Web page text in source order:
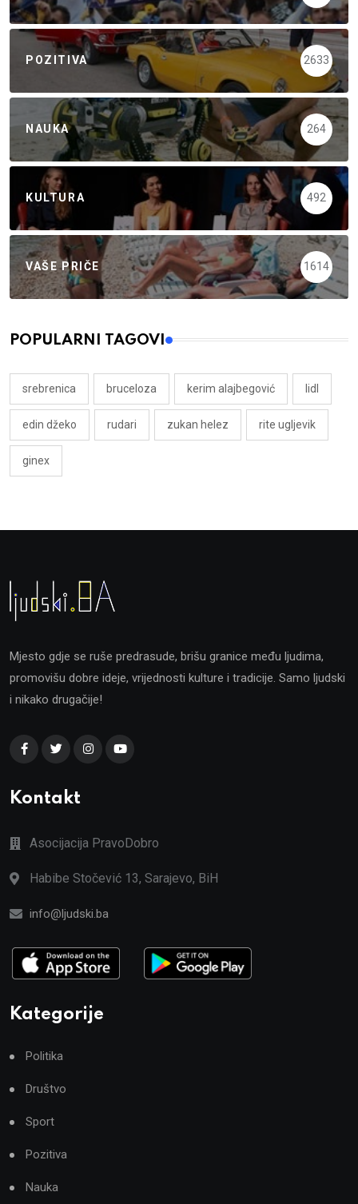
POZITIVA 2633
NAUKA 264
KULTURA 492
VAŠE PRIČE 1614
POPULARNI TAGOVI
srebrenica bruceloza kerim alajbegović lidl
edin džeko rudari zukan helez rite ugljevik
ginex
Mjesto gdje se ruše predrasude, brišu granice među ljudima,
promovišu dobre ideje, vrijednosti kulture i tradicije. Samo ljudski
i nikako drugačije!
Kontakt
Asocijacija PravoDobro
Habibe Stočević 13, Sarajevo, BiH
info@ljudski.ba
Kategorije
Politika
Društvo
Sport
Pozitiva
Nauka